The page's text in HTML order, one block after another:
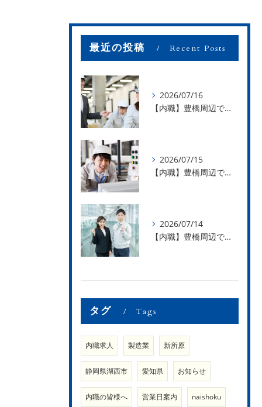
最近の投稿 Recent Posts
2026/07/16
【内職】豊橋周辺で内職のお仕事を探している方募集中！【お仕事の内容】
2026/07/15
【内職】豊橋周辺で内職のお仕事を探している方募集中！【急な学級閉鎖も安心】
2026/07/14
【内職】豊橋周辺で内職のお仕事を探している方募集中！【内職さまのお声②】
タグ Tags
内職求人 製造業 新所原
静岡県湖西市 愛知県 お知らせ
内職の皆様へ 営業日案内 naishoku